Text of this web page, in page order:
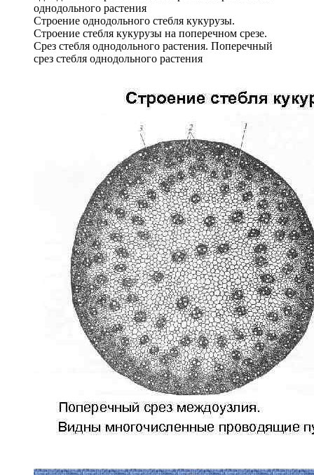
Строение однодольного стебля кукурузы.
Строение стебля кукурузы на поперечном срезе.
Срез стебля однодольного растения. Поперечный
срез стебля однодольного растения